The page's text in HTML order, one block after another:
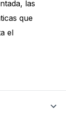
las
que
el